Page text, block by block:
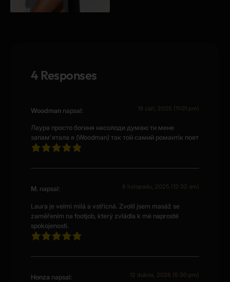
4 Responses
Woodman napsal: 19 září, 2025 (11:01 pm)
Лаура просто богиня насолоди думаю ти мене
запам'ятала я (Woodman) так той самий романтік поет
M. napsal: 8 listopadu, 2025 (12:32 am)
Laura je velmi milá a vstřícná. Zvolil jsem masáž se
zaměřením na footjob, který zvládla k mé naprosté
spokojenosti.
Honza napsal: 12 dubna, 2026 (5:30 pm)